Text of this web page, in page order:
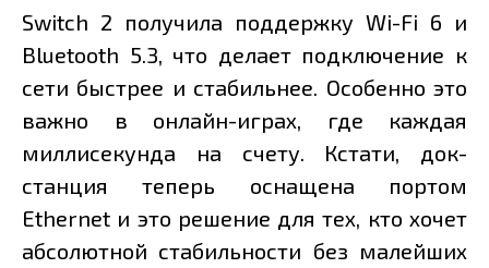
Switch 2 получила поддержку Wi-Fi 6 и
Bluetooth 5.3, что делает подключение к
сети быстрее и стабильнее. Особенно это
важно в онлайн-играх, где каждая
миллисекунда на счету. Кстати, док-
станция теперь оснащена портом
Ethernet и это решение для тех, кто хочет
абсолютной стабильности без малейших